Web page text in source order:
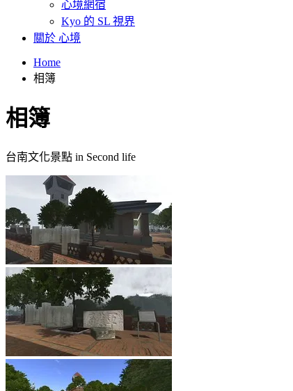
心境網宿
Kyo 的 SL 視界
關於 心境
Home
相簿
相簿
台南文化景點 in Second life